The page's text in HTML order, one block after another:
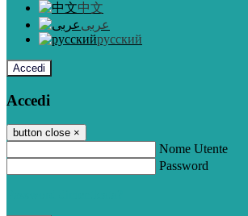
中文
عربى
русский
Accedi
Accedi
button close ×
Nome Utente
Password